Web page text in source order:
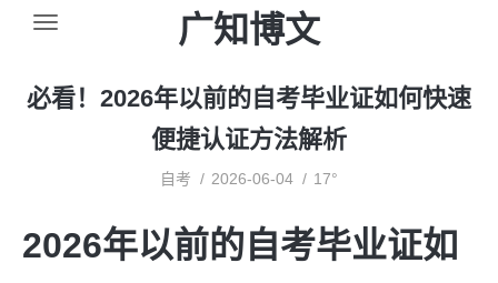
广知博文
必看！2026年以前的自考毕业证如何快速
便捷认证方法解析
自考 2026-06-04 17°
2026年以前的自考毕业证如